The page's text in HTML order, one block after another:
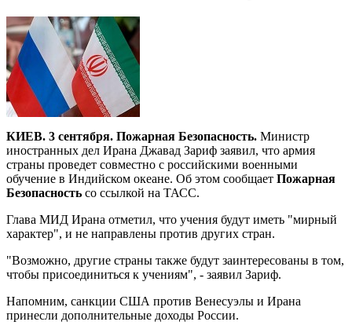
КИЕВ. 3 сентября. Пожарная Безопасность. Министр
иностранных дел Ирана Джавад Зариф заявил, что армия
страны проведет совместно с российскими военными
обучение в Индийском океане. Об этом сообщает Пожарная
Безопасность со ссылкой на ТАСС.
Глава МИД Ирана отметил, что учения будут иметь "мирный
характер", и не направлены против других стран.
"Возможно, другие страны также будут заинтересованы в том,
чтобы присоединиться к учениям", - заявил Зариф.
Напомним, санкции США против Венесуэлы и Ирана
принесли дополнительные доходы России.